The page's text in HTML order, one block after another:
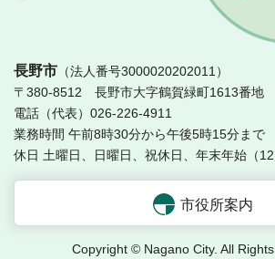
長野市 （法人番号3000020202011）
〒380-8512 長野市大字鶴賀緑町1613番地
電話（代表）026-226-4911
業務時間 午前8時30分から午後5時15分まで
休日 土曜日、日曜日、祝休日、年末年始（12
市役所案内
Copyright © Nagano City. All Rights